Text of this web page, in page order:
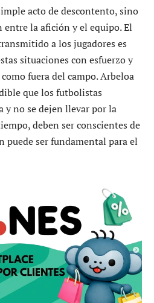
acto de descontento, sino
la afición y el equipo. El
a los jugadores es
situaciones con esfuerzo y
fuera del campo. Arbeloa
que los futbolistas
y no se dejen llevar por la
deben ser conscientes de
puede ser fundamental para el